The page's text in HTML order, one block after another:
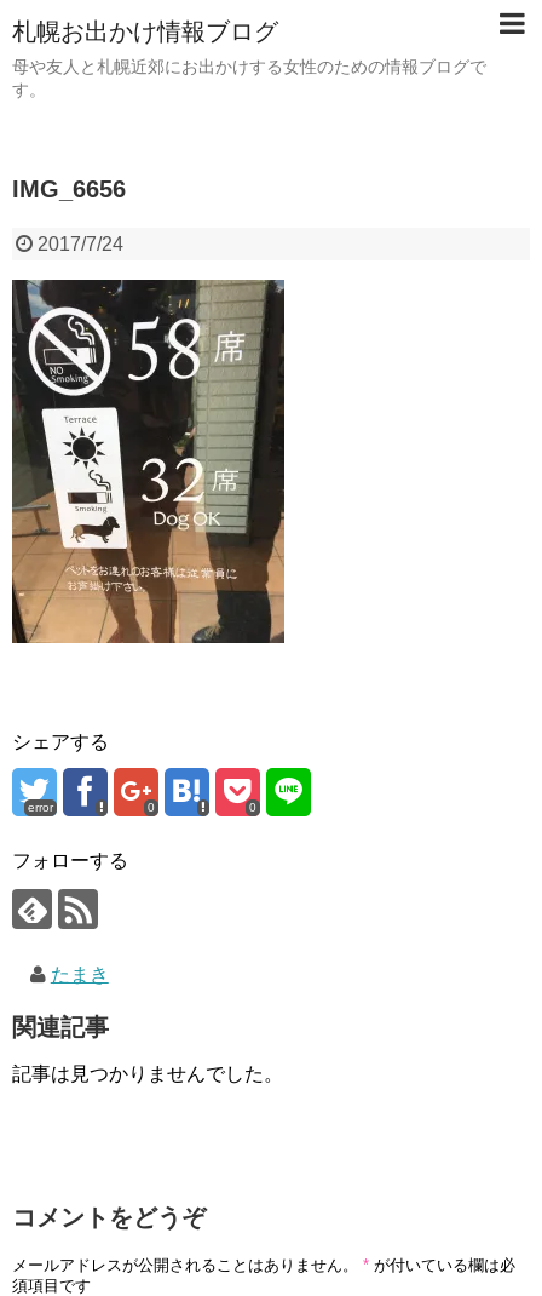
札幌お出かけ情報ブログ
母や友人と札幌近郊にお出かけする女性のための情報ブログで
す。
IMG_6656
2017/7/24
シェアする
error 0 0
フォローする
たまき
関連記事
記事は見つかりませんでした。
コメントをどうぞ
メールアドレスが公開されることはありません。 * が付いている欄は必
須項目です